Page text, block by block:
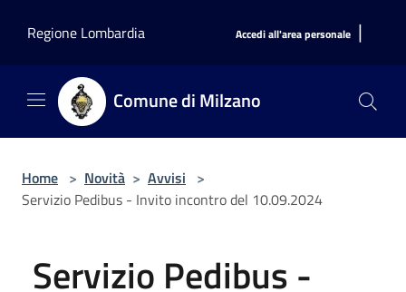
Regione Lombardia
Accedi all'area personale |
Comune di Milzano
Home > Novità > Avvisi >
Servizio Pedibus - Invito incontro del 10.09.2024
Servizio Pedibus -